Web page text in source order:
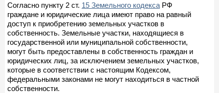
Согласно пункту 2 ст. 15 Земельного кодекса РФ
граждане и юридические лица имеют право на равный
доступ к приобретению земельных участков в
собственность. Земельные участки, находящиеся в
государственной или муниципальной собственности,
могут быть предоставлены в собственность граждан и
юридических лиц, за исключением земельных участков,
которые в соответствии с настоящим Кодексом,
федеральными законами не могут находиться в частной
собственности.